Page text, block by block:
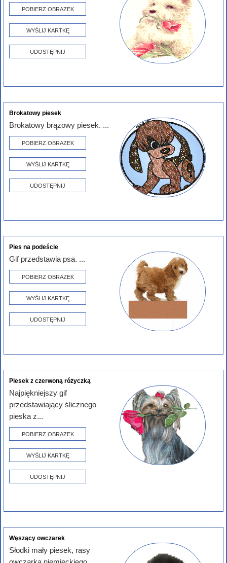
POBIERZ OBRAZEK
WYŚLIJ KARTKĘ
UDOSTĘPNIJ
Brokatowy piesek
Brokatowy brązowy piesek. ...
POBIERZ OBRAZEK
WYŚLIJ KARTKĘ
UDOSTĘPNIJ
Pies na podeście
Gif przedstawia psa. ...
POBIERZ OBRAZEK
WYŚLIJ KARTKĘ
UDOSTĘPNIJ
Piesek z czerwoną różyczką
Najpiękniejszy gif
przedstawiający ślicznego
pieska z...
POBIERZ OBRAZEK
WYŚLIJ KARTKĘ
UDOSTĘPNIJ
Węszący owczarek
Słodki mały piesek, rasy